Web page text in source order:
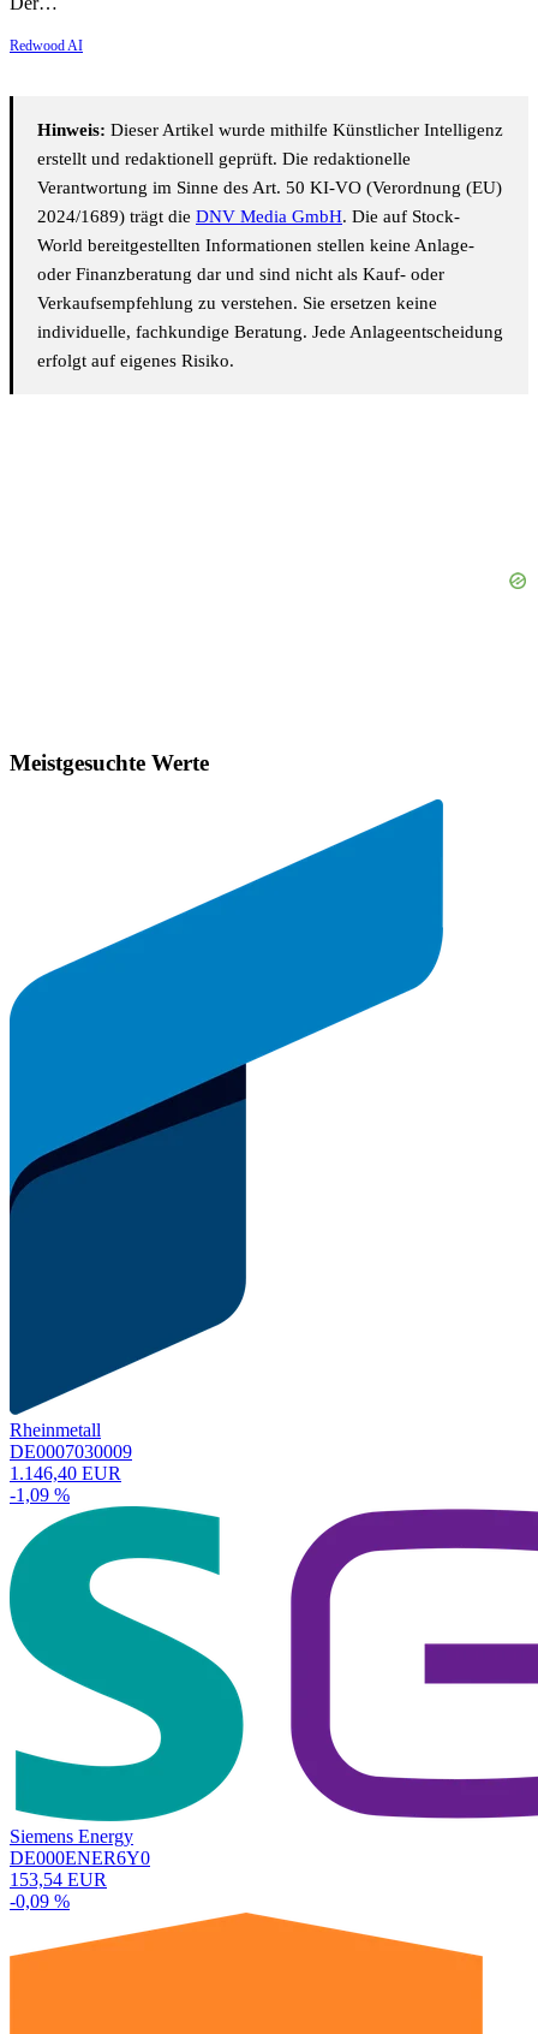
Redwood AI
Hinweis: Dieser Artikel wurde mithilfe Künstlicher Intelligenz
erstellt und redaktionell geprüft. Die redaktionelle
Verantwortung im Sinne des Art. 50 KI-VO (Verordnung (EU)
2024/1689) trägt die DNV Media GmbH. Die auf Stock-
World bereitgestellten Informationen stellen keine Anlage-
oder Finanzberatung dar und sind nicht als Kauf- oder
Verkaufsempfehlung zu verstehen. Sie ersetzen keine
individuelle, fachkundige Beratung. Jede Anlageentscheidung
erfolgt auf eigenes Risiko.
Meistgesuchte Werte
Rheinmetall
DE0007030009
1.146,40 EUR
-1,09 %
Siemens Energy
DE000ENER6Y0
153,54 EUR
-0,09 %